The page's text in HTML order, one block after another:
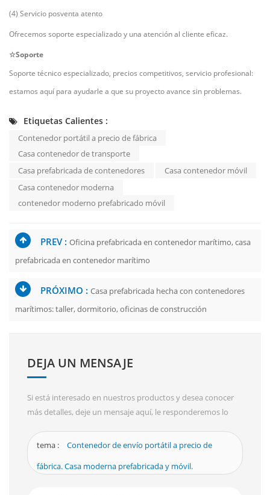
(4) Servicio posventa atento
Ofrecemos soporte especializado y una atención al cliente eficaz.
☆Soporte
Soporte técnico especializado, precios competitivos, servicio profesional:
estamos aquí para ayudarle a que su proyecto avance sin problemas.
Etiquetas Calientes :
Contenedor portátil a precio de fábrica
Casa contenedor de transporte
Casa prefabricada de contenedores
Casa contenedor móvil
Casa contenedor moderna
contenedor moderno prefabricado móvil
PREV : Oficina prefabricada en contenedor marítimo, casa
prefabricada en contenedor marítimo
PRÓXIMO : Casa prefabricada hecha con contenedores
marítimos: taller, dormitorio, oficinas de construcción
DEJA UN MENSAJE
Si está interesado en nuestros productos y desea conocer
más detalles, deje un mensaje aquí, le responderemos lo
tema :
Contenedor de envío portátil a precio de
fábrica. Casa moderna prefabricada y móvil.